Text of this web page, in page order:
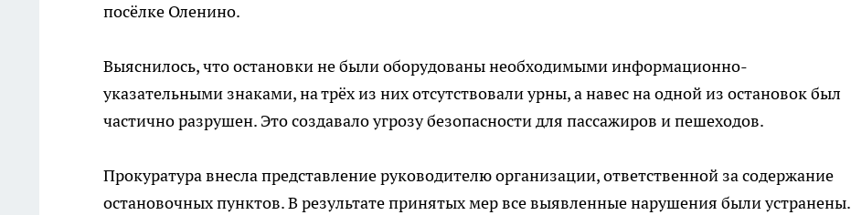
посёлке Оленино.
Выяснилось, что остановки не были оборудованы необходимыми информационно-
указательными знаками, на трёх из них отсутствовали урны, а навес на одной из остановок был
частично разрушен. Это создавало угрозу безопасности для пассажиров и пешеходов.
Прокуратура внесла представление руководителю организации, ответственной за содержание
остановочных пунктов. В результате принятых мер все выявленные нарушения были устранены.